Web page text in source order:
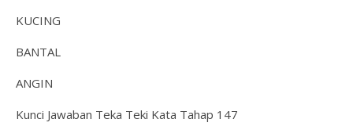
KUCING
BANTAL
ANGIN
Kunci Jawaban Teka Teki Kata Tahap 147